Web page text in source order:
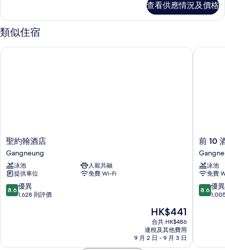
(No
Jacuzzi
available
to
(No
Jacuzzi
available
use)
查看供應情況及價格
類似住宿
聖
約
翰
酒
店
Gangneung
聖約翰酒店
Gangneung
泳池
人寵共融
提供車位
免費 Wi-Fi
8.6
分
8.6 優異
1,628 則評價
現
售
HK$441
HK$441
合共 HK$486
連稅及其他費用
9 月 2 日 - 9 月 3 日
聖約翰酒店
前
10
酒
店
前 10
泳池
免費
8.6
分
8.6 優異
前 10 酒